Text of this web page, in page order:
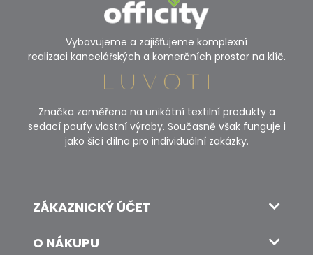
Vybavujeme a zajišťujeme komplexní
realizaci kancelářských a komerčních prostor na klíč.
Značka zaměřena na unikátní textilní produkty a
sedací poufy vlastní výroby. Současně však funguje i
jako šicí dílna pro individuální zakázky.
ZÁKAZNICKÝ ÚČET
O NÁKUPU